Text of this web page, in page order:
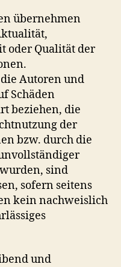
übernehmen
oder Qualität der
Autoren und
Schäden
beziehen, die
der
bzw. durch die
sind
sofern seitens
kein nachweislich
und